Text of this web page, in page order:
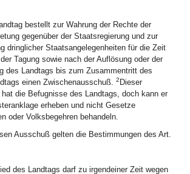
bestellt zur Wahrung der Rechte der
gegenüber der Staatsregierung und zur
dringlicher Staatsangelegenheiten für die Zeit
Tagung sowie nach der Auflösung oder der
des Landtags bis zum Zusammentritt des
einen Zwischenausschuß. 2 Dieser
die Befugnisse des Landtags, doch kann er
erheben und nicht Gesetze
oder Volksbegehren behandeln.
Ausschuß gelten die Bestimmungen des Art.
des Landtags darf zu irgendeiner Zeit wegen